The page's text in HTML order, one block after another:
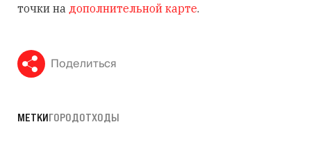
точки на дополнительной карте.
Поделиться
МЕТКИГОРОДОТХОДЫ